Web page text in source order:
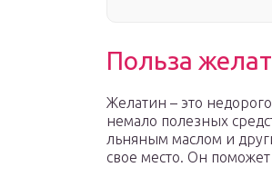
Польза
Желатин – это
немало полезных
льняным маслом и
свое место. Он